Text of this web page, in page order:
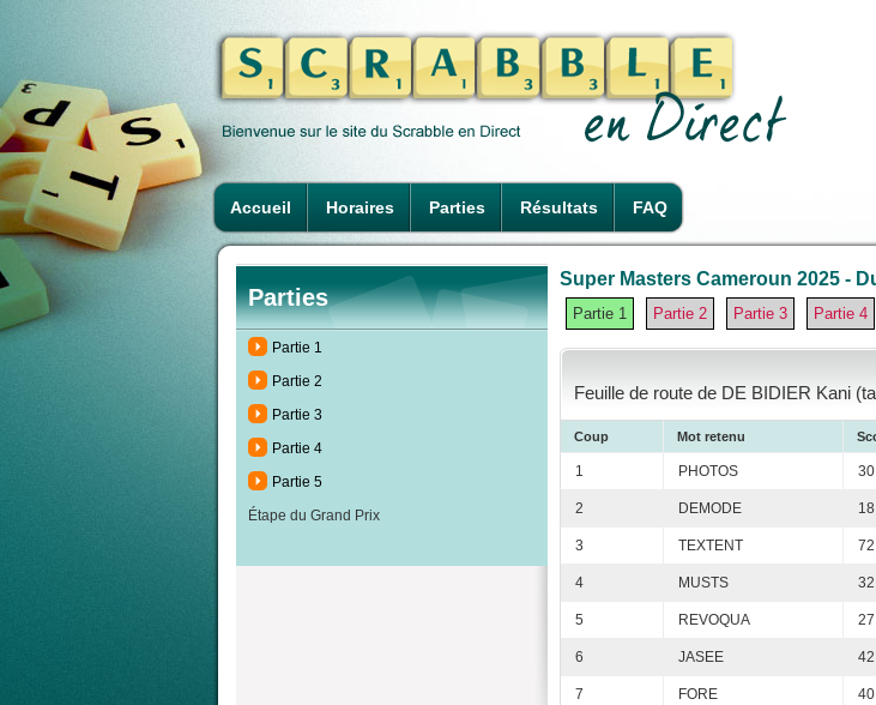
Accueil Horaires Parties Résultats FAQ
Parties
Partie 1
Partie 2
Partie 3
Partie 4
Partie 5
Étape du Grand Prix
Super Masters Cameroun 2025 -
Partie 1 Partie 2 Partie 3 Partie 4
Feuille de route de DE BIDIER Kani
Coup Mot retenu
1 PHOTOS 30
2 DEMODE 18
3 TEXTENT 72
4 MUSTS 32
5 REVOQUA 27
6 JASEE 42
7 FORE 40